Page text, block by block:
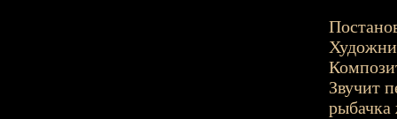
Звучит
рыбачка